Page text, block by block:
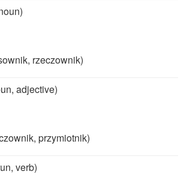
rzeczownik)
adjective)
przymiotnik)
verb)